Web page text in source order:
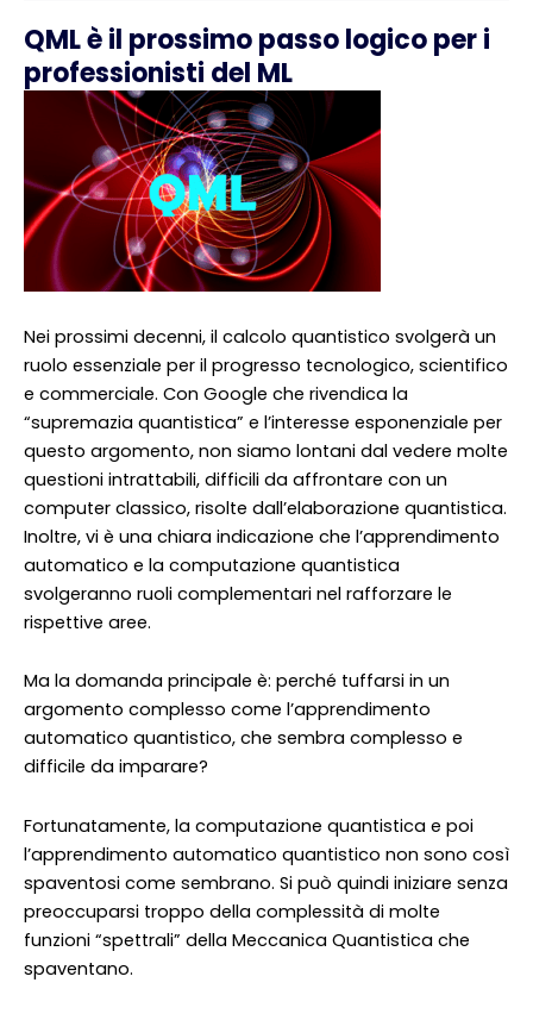
QML è il prossimo passo logico per i
professionisti del ML
Nei prossimi decenni, il calcolo quantistico svolgerà un
ruolo essenziale per il progresso tecnologico, scientifico
e commerciale. Con Google che rivendica la
“supremazia quantistica” e l’interesse esponenziale per
questo argomento, non siamo lontani dal vedere molte
questioni intrattabili, difficili da affrontare con un
computer classico, risolte dall’elaborazione quantistica.
Inoltre, vi è una chiara indicazione che l’apprendimento
automatico e la computazione quantistica
svolgeranno ruoli complementari nel rafforzare le
rispettive aree.
Ma la domanda principale è: perché tuffarsi in un
argomento complesso come l’apprendimento
automatico quantistico, che sembra complesso e
difficile da imparare?
Fortunatamente, la computazione quantistica e poi
l’apprendimento automatico quantistico non sono così
spaventosi come sembrano. Si può quindi iniziare senza
preoccuparsi troppo della complessità di molte
funzioni “spettrali” della Meccanica Quantistica che
spaventano.